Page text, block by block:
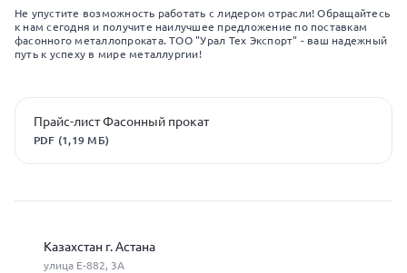
Не упустите возможность работать с лидером отрасли! Обращайтесь
к нам сегодня и получите наилучшее предложение по поставкам
фасонного металлопроката. ТОО "Урал Тех Экспорт" - ваш надежный
путь к успеху в мире металлургии!
Прайс-лист Фасонный прокат
PDF (1,19 МБ)
Казахстан г. Астана
улица Е-882, 3А